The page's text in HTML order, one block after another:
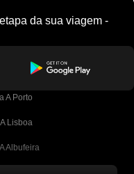
da sua viagem -
A Porto
Lisboa
Albufeira